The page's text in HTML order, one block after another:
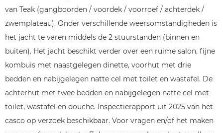
van Teak (gangboorden / voordek / voorroef / achterdek /
zwemplateau). Onder verschillende weersomstandigheden is
het jacht te varen middels de 2 stuurstanden (binnen en
buiten). Het jacht beschikt verder over een ruime salon, fijne
kombuis met naastgelegen dinette, voorhut met drie
bedden en nabijgelegen natte cel met toilet en wastafel. De
achterhut met twee bedden en nabijgelegen natte cel met
toilet, wastafel en douche. Inspectierapport uit 2025 van het
casco op verzoek beschikbaar. Voor vragen en/of het maken